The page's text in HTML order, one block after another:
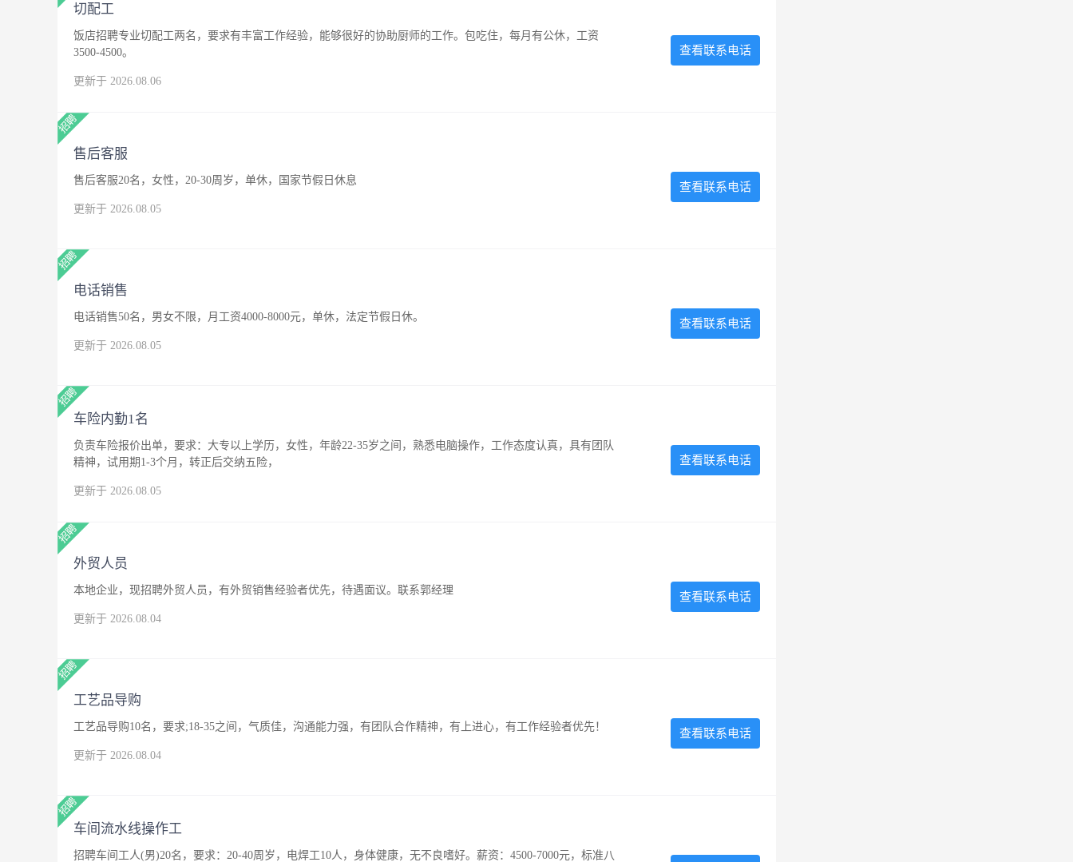
切配工
饭店招聘专业切配工两名，要求有丰富工作经验，能够很好的协助厨师的工作。包吃住，每月有公休，工资
3500-4500。
更新于 2026.08.06
查看联系电话
售后客服
售后客服20名，女性，20-30周岁，单休，国家节假日休息
更新于 2026.08.05
查看联系电话
电话销售
电话销售50名，男女不限，月工资4000-8000元，单休，法定节假日休。
更新于 2026.08.05
查看联系电话
车险内勤1名
负责车险报价出单，要求：大专以上学历，女性，年龄22-35岁之间，熟悉电脑操作，工作态度认真，具有团队
精神，试用期1-3个月，转正后交纳五险，
更新于 2026.08.05
查看联系电话
外贸人员
本地企业，现招聘外贸人员，有外贸销售经验者优先，待遇面议。联系郭经理
更新于 2026.08.04
查看联系电话
工艺品导购
工艺品导购10名，要求;18-35之间，气质佳，沟通能力强，有团队合作精神，有上进心，有工作经验者优先！
更新于 2026.08.04
查看联系电话
车间流水线操作工
招聘车间工人(男)20名，要求：20-40周岁，电焊工10人，身体健康，无不良嗜好。薪资：4500-7000元，标准八